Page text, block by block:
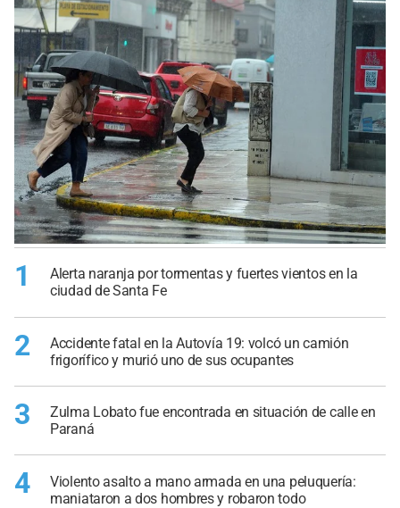
1
Alerta naranja por tormentas y fuertes vientos en la
ciudad de Santa Fe
2
Accidente fatal en la Autovía 19: volcó un camión
frigorífico y murió uno de sus ocupantes
3
Zulma Lobato fue encontrada en situación de calle en
Paraná
4
Violento asalto a mano armada en una peluquería:
maniataron a dos hombres y robaron todo